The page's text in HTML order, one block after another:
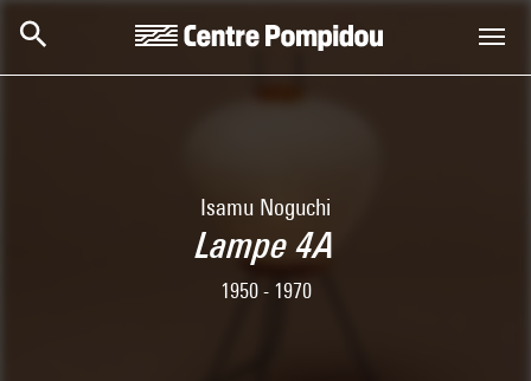
Isamu Noguchi
Lampe 4A
1950 - 1970